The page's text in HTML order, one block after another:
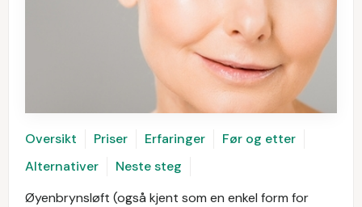
Oversikt Priser Erfaringer
Før og etter
Alternativer
Neste steg
Øyenbrynsløft (også kjent som en enkel form for